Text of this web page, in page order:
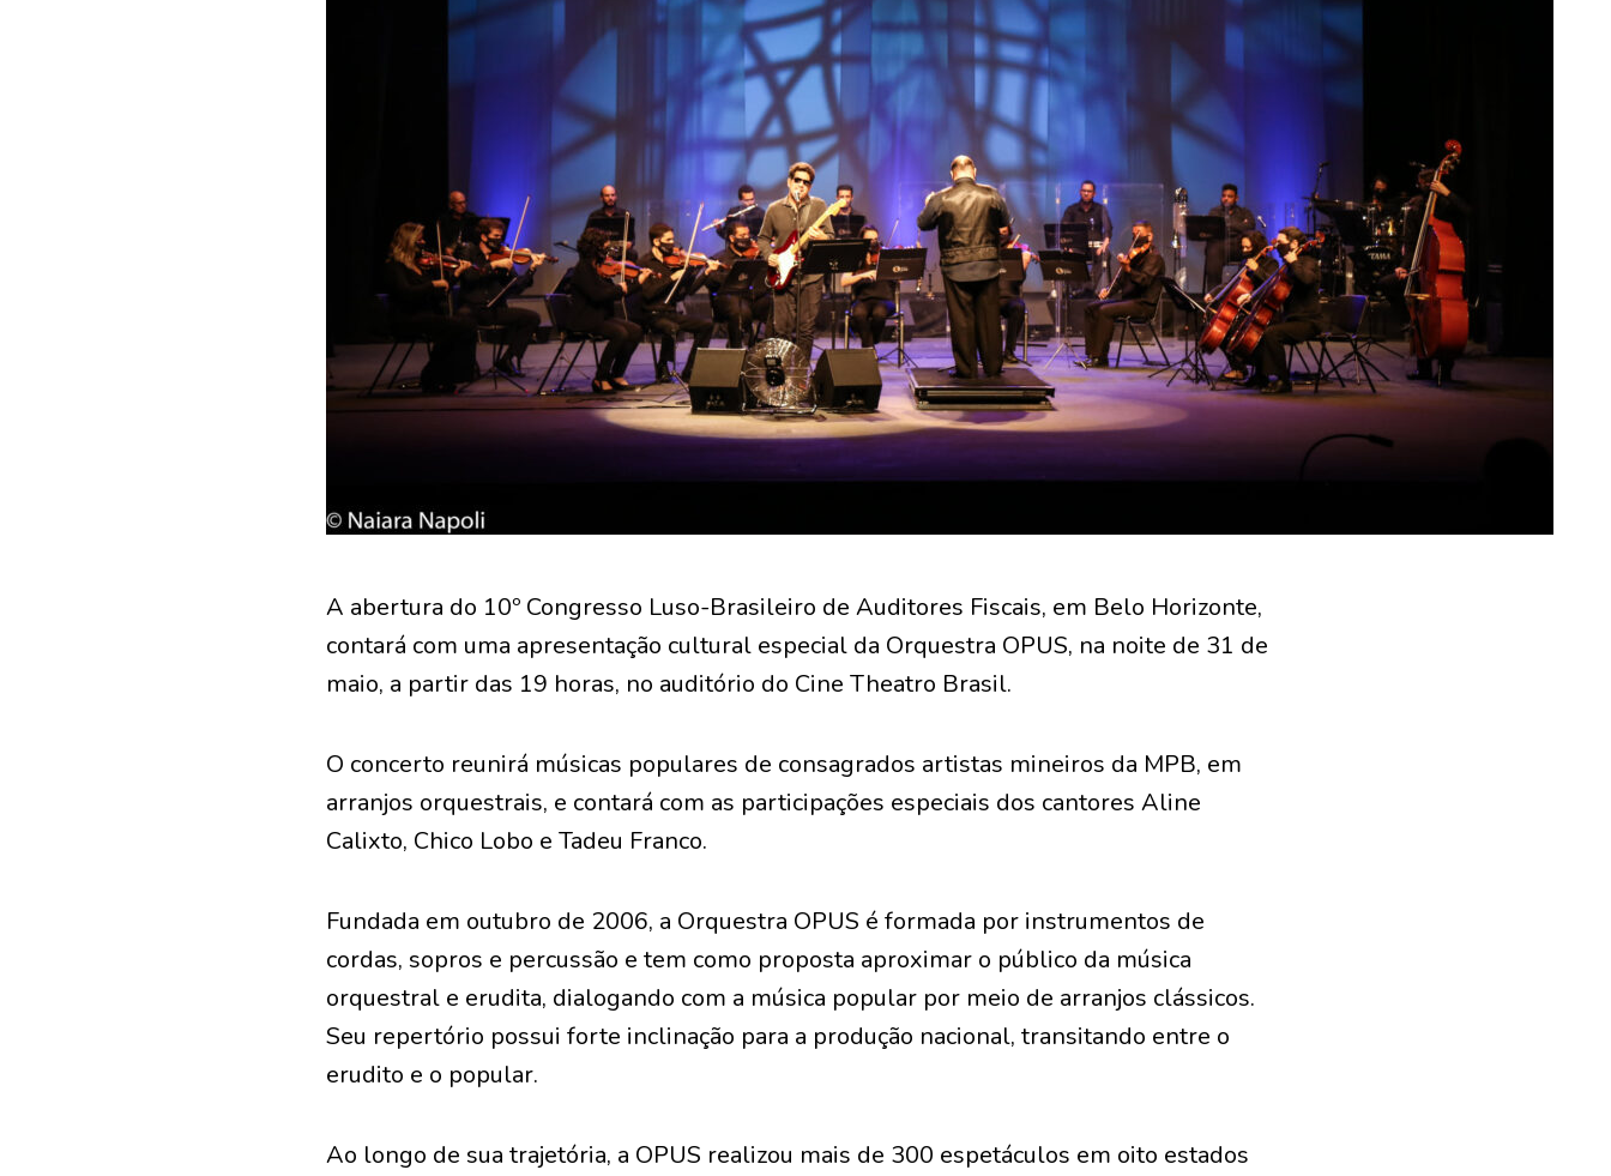
A abertura do 10º Congresso Luso-Brasileiro de Auditores Fiscais, em Belo Horizonte,
contará com uma apresentação cultural especial da Orquestra OPUS, na noite de 31 de
maio, a partir das 19 horas, no auditório do Cine Theatro Brasil.
O concerto reunirá músicas populares de consagrados artistas mineiros da MPB, em
arranjos orquestrais, e contará com as participações especiais dos cantores Aline
Calixto, Chico Lobo e Tadeu Franco.
Fundada em outubro de 2006, a Orquestra OPUS é formada por instrumentos de
cordas, sopros e percussão e tem como proposta aproximar o público da música
orquestral e erudita, dialogando com a música popular por meio de arranjos clássicos.
Seu repertório possui forte inclinação para a produção nacional, transitando entre o
erudito e o popular.
Ao longo de sua trajetória, a OPUS realizou mais de 300 espetáculos em oito estados